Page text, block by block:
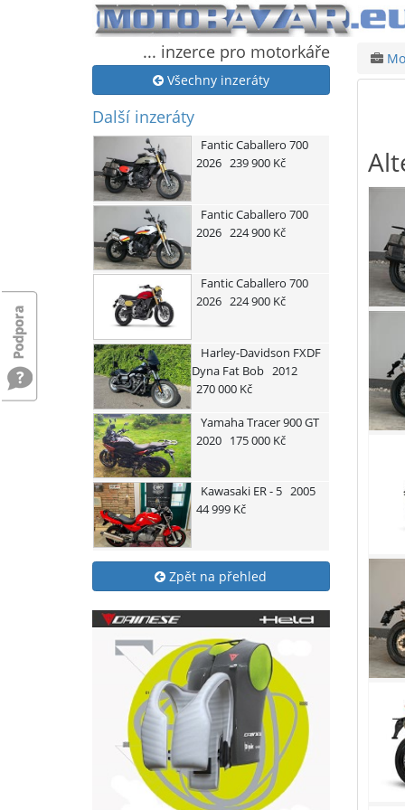
... inzerce pro motorkáře
Všechny inzeráty
Další inzeráty
FanticCaballero 700
2026 239 900 Kč
FanticCaballero 700
2026 224 900 Kč
FanticCaballero 700
2026 224 900 Kč
Harley-Davidson FXDF
Dyna Fat Bob 2012
270 000 Kč
YamahaTracer 900 GT
2020 175 000 Kč
KawasakiER - 5 2005
44 999 Kč
Zpět na přehled